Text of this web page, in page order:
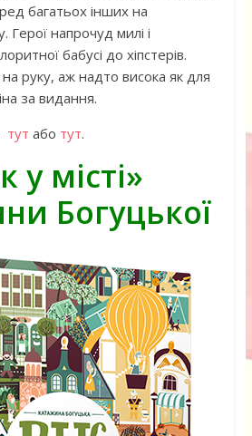
багатьох інших на
Герої напрочуд милі і
бабусі до хіпстерів.
руку, аж надто висока як для
за видання.
тут або тут.
у місті»
Богуцької